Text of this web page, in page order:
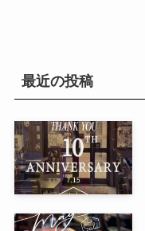
最近の投稿